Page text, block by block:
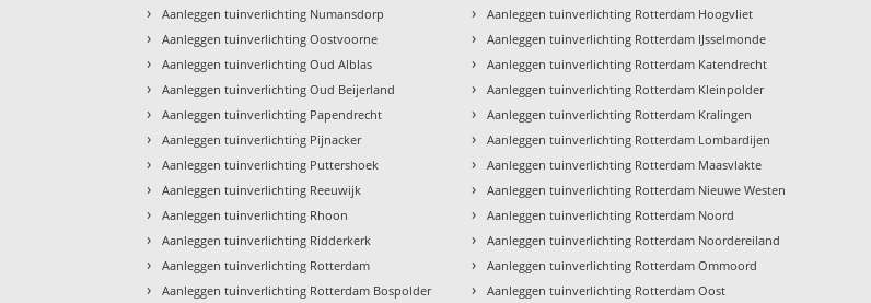
› Aanleggen tuinverlichting Numansdorp
› Aanleggen tuinverlichting Oostvoorne
› Aanleggen tuinverlichting Oud Alblas
› Aanleggen tuinverlichting Oud Beijerland
› Aanleggen tuinverlichting Papendrecht
› Aanleggen tuinverlichting Pijnacker
› Aanleggen tuinverlichting Puttershoek
› Aanleggen tuinverlichting Reeuwijk
› Aanleggen tuinverlichting Rhoon
› Aanleggen tuinverlichting Ridderkerk
› Aanleggen tuinverlichting Rotterdam
› Aanleggen tuinverlichting Rotterdam Bospolder
› Aanleggen tuinverlichting Rotterdam Hoogvliet
› Aanleggen tuinverlichting Rotterdam IJsselmonde
› Aanleggen tuinverlichting Rotterdam Katendrecht
› Aanleggen tuinverlichting Rotterdam Kleinpolder
› Aanleggen tuinverlichting Rotterdam Kralingen
› Aanleggen tuinverlichting Rotterdam Lombardijen
› Aanleggen tuinverlichting Rotterdam Maasvlakte
› Aanleggen tuinverlichting Rotterdam Nieuwe Westen
› Aanleggen tuinverlichting Rotterdam Noord
› Aanleggen tuinverlichting Rotterdam Noordereiland
› Aanleggen tuinverlichting Rotterdam Ommoord
› Aanleggen tuinverlichting Rotterdam Oost